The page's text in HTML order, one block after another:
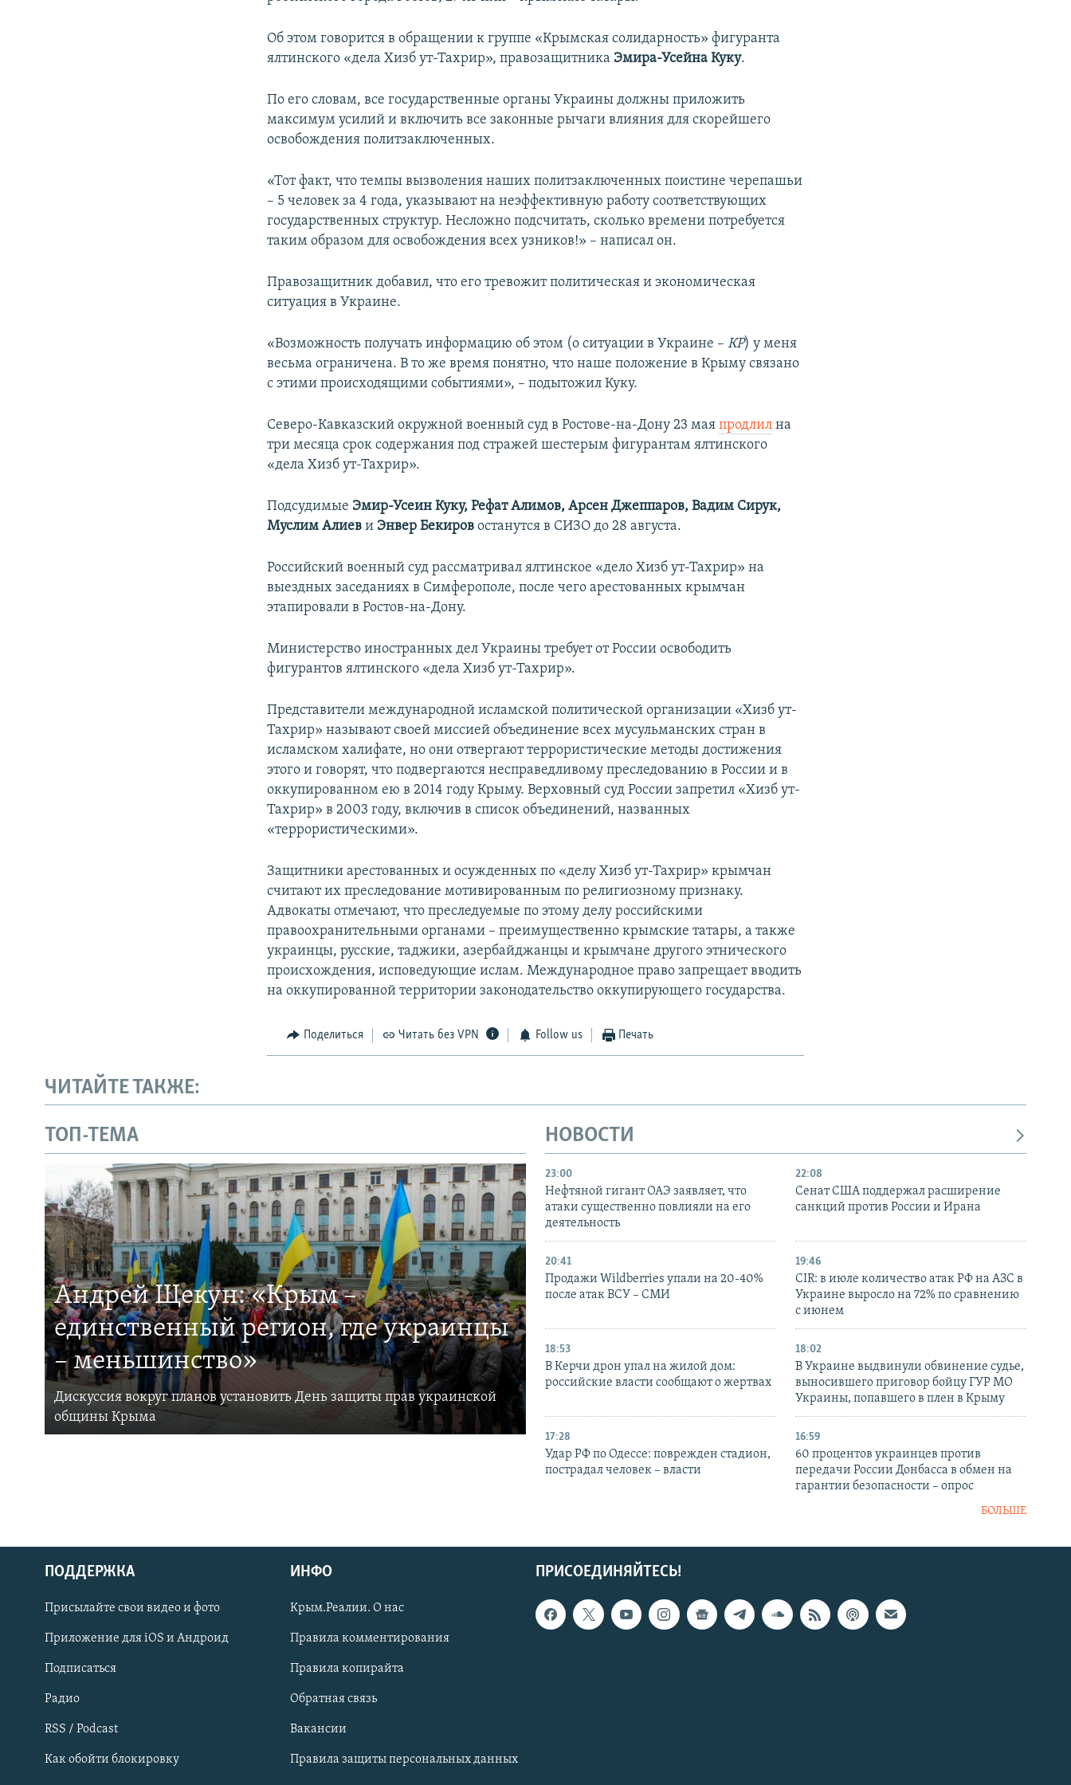
Українською
Qırımtatar
ПРИСОЕДИНЯЙТЕСЬ!
Об этом говорится в обращении к группе «Крымская солидарность» фигуранта
ялтинского «дела Хизб ут-Тахрир», правозащитника Эмира-Усейна Куку.
По его словам, все государственные органы Украины должны приложить
максимум усилий и включить все законные рычаги влияния для скорейшего
освобождения политзаключенных.
«Тот факт, что темпы вызволения наших политзаключенных поистине черепашьи
– 5 человек за 4 года, указывают на неэффективную работу соответствующих
государственных структур. Несложно подсчитать, сколько времени потребуется
таким образом для освобождения всех узников!» – написал он.
Правозащитник добавил, что его тревожит политическая и экономическая
ситуация в Украине.
«Возможность получать информацию об этом (о ситуации в Украине –КР) у меня
весьма ограничена. В то же время понятно, что наше положение в Крыму связано
с этими происходящими событиями», – подытожил Куку.
Северо-Кавказский окружной военный суд в Ростове-на-Дону 23 маяпродлил на
три месяца срок содержания под стражей шестерым фигурантам ялтинского
«дела Хизб ут-Тахрир».
Подсудимые Эмир-Усеин Куку, Рефат Алимов, Арсен Джеппаров, Вадим Сирук,
Муслим Алиеви Энвер Бекиров останутся в СИЗО до 28 августа.
Российский военный суд рассматривал ялтинское «дело Хизб ут-Тахрир» на
выездных заседаниях в Симферополе, после чего арестованных крымчан
этапировали в Ростов-на-Дону.
Министерство иностранных дел Украины требует от России освободить
фигурантов ялтинского «дела Хизб ут-Тахрир».
Представители международной исламской политической организации «Хизб ут-
Тахрир» называют своей миссией объединение всех мусульманских стран в
исламском халифате, но они отвергают террористические методы достижения
этого и говорят, что подвергаются несправедливому преследованию в России и в
оккупированном ею в 2014 году Крыму. Верховный суд России запретил «Хизб ут-
Тахрир» в 2003 году, включив в список объединений, названных
«террористическими».
Защитники арестованных и осужденных по «делу Хизб ут-Тахрир» крымчан
считают их преследование мотивированным по религиозному признаку.
Адвокаты отмечают, что преследуемые по этому делу российскими
правоохранительными органами – преимущественно крымские татары, а также
украинцы, русские, таджики, азербайджанцы и крымчане другого этнического
происхождения, исповедующие ислам. Международное право запрещает вводить
на оккупированной территории законодательство оккупирующего государства.
Поделиться Читать без VPN Follow us Печать
ЧИТАЙТЕ ТАКЖЕ:
ТОП-ТЕМА
Андрей Щекун: «Крым –
единственный регион, где украинцы
– меньшинство»
Дискуссия вокруг планов установить День защиты прав украинской
общины Крыма
НОВОСТИ
23:00
Нефтяной гигант ОАЭ заявляет, что
атаки существенно повлияли на его
деятельность
22:08
Сенат США поддержал расширение
санкций против России и Ирана
20:41
Продажи Wildberries упали на 20-40%
после атак ВСУ – СМИ
19:46
CIR: в июле количество атак РФ на АЗС в
Украине выросло на 72% по сравнению
с июнем
18:53
В Керчи дрон упал на жилой дом:
российские власти сообщают о жертвах
18:02
В Украине выдвинули обвинение судье,
выносившего приговор бойцу ГУР МО
Украины, попавшего в плен в Крыму
17:28
Удар РФ по Одессе: поврежден стадион,
пострадал человек – власти
16:59
60 процентов украинцев против
передачи России Донбасса в обмен на
гарантии безопасности – опрос
БОЛЬШЕ
ПРИСОЕДИНЯЙТЕСЬ!
ПОДДЕРЖКА
Присылайте свои видео и фото
Приложение для iOS и Андроид
Подписаться
Радио
RSS / Podcast
Как обойти блокировку
ИНФО
Крым.Реалии. О нас
Правила комментирования
Правила копирайта
Обратная связь
Вакансии
Правила защиты персональных данных